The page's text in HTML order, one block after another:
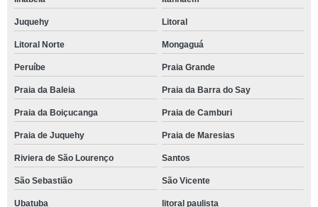
Juquehy Litoral
Litoral Norte Mongaguá
Peruíbe Praia Grande
Praia da Baleia Praia da Barra do Say
Praia da Boiçucanga Praia de Camburi
Praia de Juquehy Praia de Maresias
Riviera de São Lourenço Santos
São Sebastião São Vicente
Ubatuba
litoral paulista